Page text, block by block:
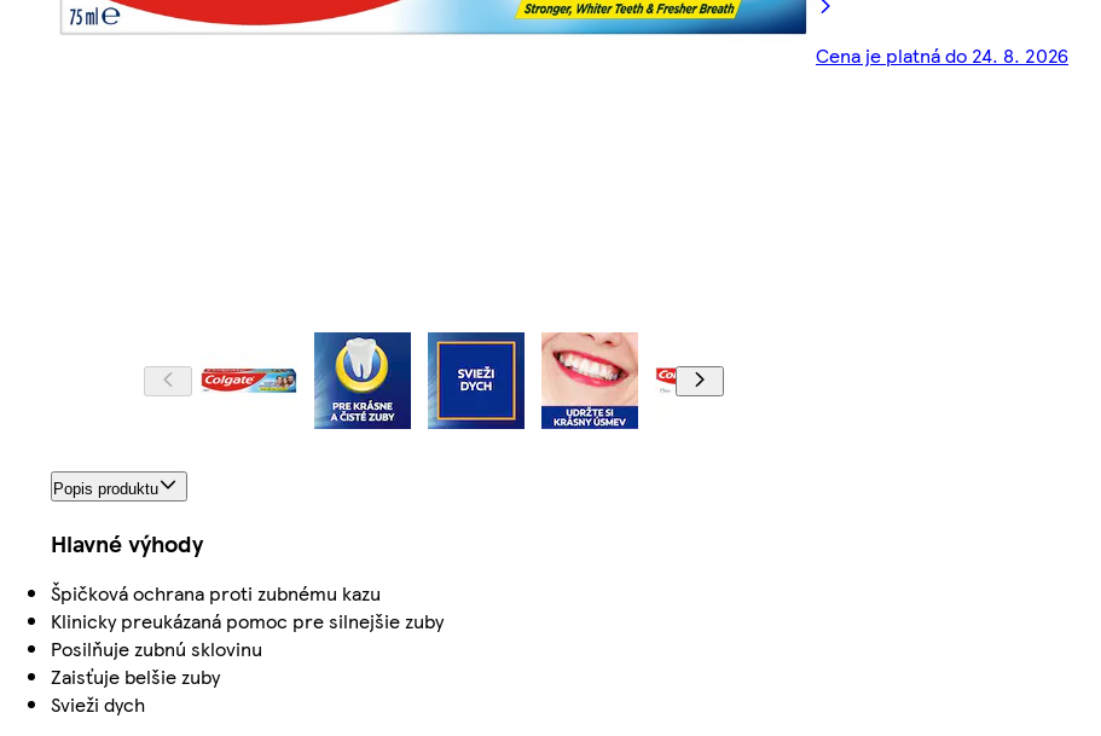
Cena je platná do 24. 8. 2026
Popis produktu
Hlavné výhody
Špičková ochrana proti zubnému kazu
Klinicky preukázaná pomoc pre silnejšie zuby
Posilňuje zubnú sklovinu
Zaisťuje belšie zuby
Svieži dych